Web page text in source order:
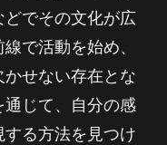
でその文化が広
で活動を始め、
かせない存在とな
通じて、自分の感
る方法を見つけ